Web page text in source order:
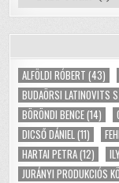
ALFÖLDI RÓBERT (43)
BUDAÖRSI LATINOVITS
BÖRÖNDI BENCE(14)
DICSŐ DÁNIEL(11)
HARTAI PETRA(12)
JURÁNYI PRODUKCIÓS